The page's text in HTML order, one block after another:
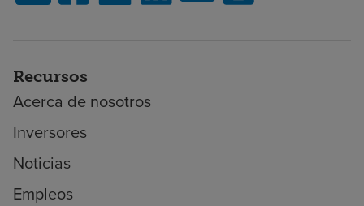
Recursos
Acerca de nosotros
Inversores
Noticias
Empleos